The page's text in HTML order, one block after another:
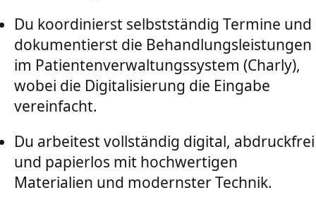
Du koordinierst selbstständig Termine und
dokumentierst die Behandlungsleistungen
im Patientenverwaltungssystem (Charly),
wobei die Digitalisierung die Eingabe
vereinfacht.
Du arbeitest vollständig digital, abdruckfrei
und papierlos mit hochwertigen
Materialien und modernster Technik.